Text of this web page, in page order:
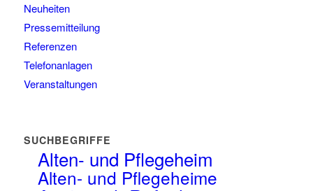
Neuheiten
Pressemitteilung
Referenzen
Telefonanlagen
Veranstaltungen
SUCHBEGRIFFE
Alten- und Pflegeheim
Alten- und Pflegeheime